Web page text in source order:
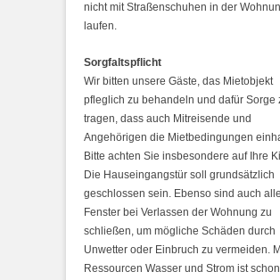
nicht mit Straßenschuhen in der
laufen.
Sorgfaltspflicht
Wir bitten unsere Gäste, das Mietobjekt
pfleglich zu behandeln und dafür Sorge
tragen, dass auch Mitreisende und
Angehörigen die Mietbedingungen
Bitte achten Sie insbesondere auf Ihre
Die Hauseingangstür soll grundsätzlich
geschlossen sein. Ebenso sind auch alle
Fenster bei Verlassen der Wohnung zu
schließen, um mögliche Schäden durch
Unwetter oder Einbruch zu vermeiden.
Ressourcen Wasser und Strom ist